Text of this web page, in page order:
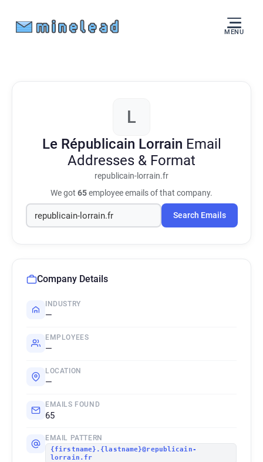
MENU
L
Le Républicain Lorrain Email
Addresses & Format
republicain-lorrain.fr
We got 65employee emails of that company.
Search Emails
Company Details
INDUSTRY
—
EMPLOYEES
—
LOCATION
—
EMAILS FOUND
65
EMAIL PATTERN
{firstname}.{lastname}@republicain-
lorrain.fr